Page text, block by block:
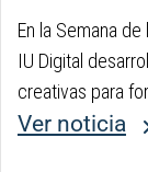
En la Semana
IU Digital
creativas para
la oralidad,
Ver noticia